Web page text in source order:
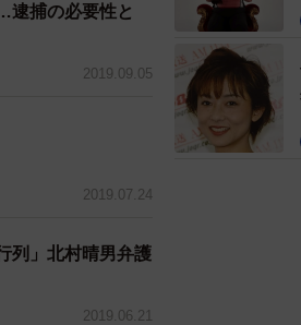
捕の必要性と
2019.09.05
2019.07.24
列」北村晴男弁護
2019.06.21